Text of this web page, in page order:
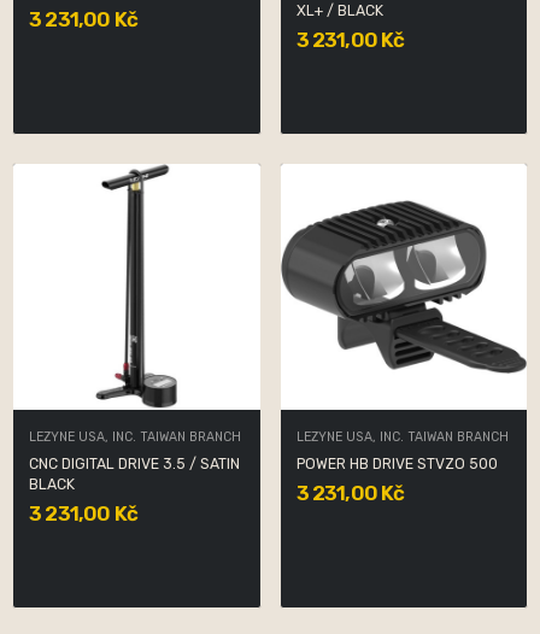
3 231,00 Kč
XL+ / BLACK
3 231,00 Kč
LEZYNE USA, INC. TAIWAN BRANCH
CNC DIGITAL DRIVE 3.5 / SATIN
BLACK
3 231,00 Kč
LEZYNE USA, INC. TAIWAN BRANCH
POWER HB DRIVE STVZO 500
3 231,00 Kč